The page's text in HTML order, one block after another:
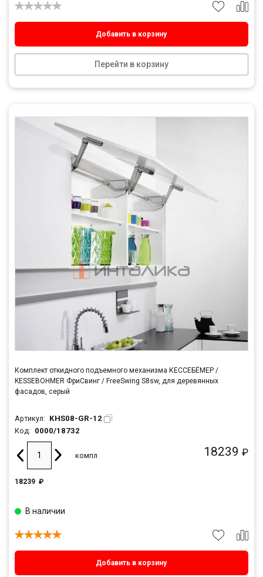
Добавить в корзину
Перейти в корзину
Комплект откидного подъемного механизма КЕССЕБЁМЕР /
KESSEBOHMER ФриСвинг / FreeSwing S8sw, для деревянных
фасадов, серый
Артикул: KHS08-GR-12
Код: 0000/18732
18239 ₽
компл
18239 ₽
Добавить в корзину
В наличии